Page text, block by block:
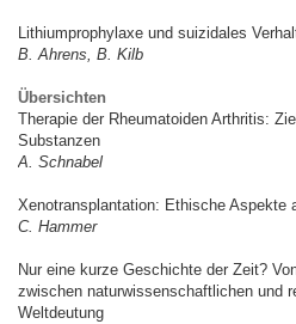
Lithiumprophylaxe und suizidales
B. Ahrens, B. Kilb
Übersichten
Therapie der Rheumatoiden Arthritis:
Substanzen
A. Schnabel
Xenotransplantation: Ethische Aspekte
C. Hammer
Nur eine kurze Geschichte der Zeit?
zwischen naturwissenschaftlichen und
Weltdeutung